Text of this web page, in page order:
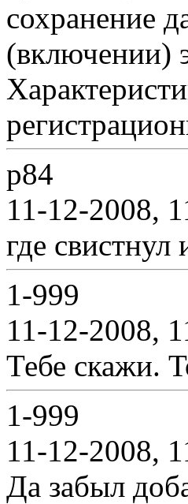
сохранение
(включении)
p84
11-12-2008,
где свистнул
1-999
11-12-2008,
Тебе скажи.
1-999
11-12-2008,
Да забыл